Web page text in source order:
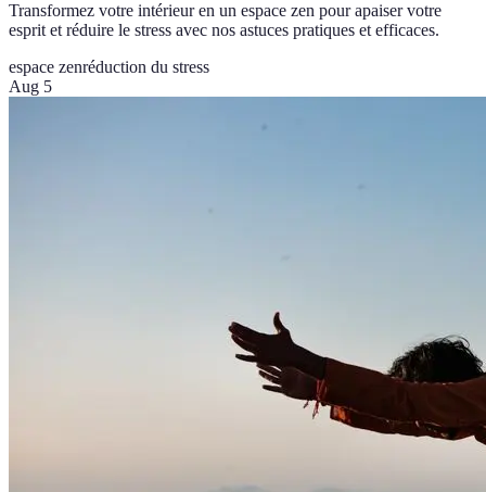
Transformez votre intérieur en un espace zen pour apaiser votre
esprit et réduire le stress avec nos astuces pratiques et efficaces.
espace zenréduction du stress
Aug 5